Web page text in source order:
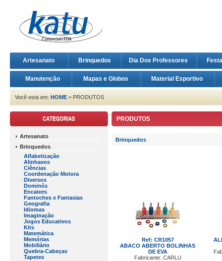
Artesanato Brinquedos Dia Dos Professores
Manutenção Mapas e Globos Material Esportivo
Você esta em: HOME > PRODUTOS
Artesanato
Brinquedos
Alfabetização
Alinhavos
Ciências
Coordenação Motora
Diversos
Dominós
Encaixes
Fantoches e Fantasias
Geografia
Idiomas
Imaginação
Jogos Educativos
Kits
Matemática
Memórias
Mobiliário
Quebra-Cabeças
Tapetes
PRODUTOS
Brinquedos
Ref: CR1057
ABACO ABERTO BOLINHAS
DE EVA
Fabricante: CARLU